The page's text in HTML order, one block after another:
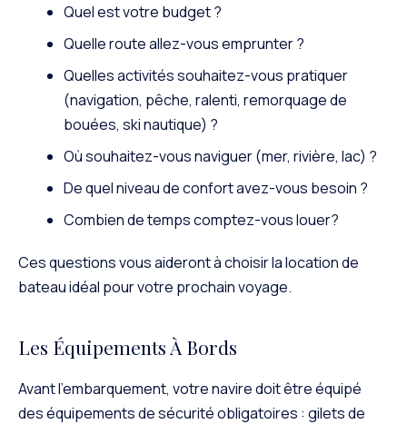
Quel est votre budget ?
Quelle route allez-vous emprunter ?
Quelles activités souhaitez-vous pratiquer
(navigation, pêche, ralenti, remorquage de
bouées, ski nautique) ?
Où souhaitez-vous naviguer (mer, rivière, lac) ?
De quel niveau de confort avez-vous besoin ?
Combien de temps comptez-vous louer?
Ces questions vous aideront à choisir la location de
bateau idéal pour votre prochain voyage.
Les Équipements À Bords
Avant l’embarquement, votre navire doit être équipé
des équipements de sécurité obligatoires : gilets de